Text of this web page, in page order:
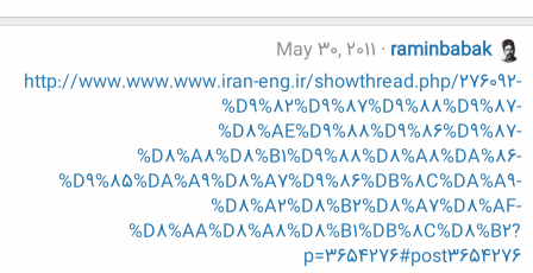
raminbabak
May 30, 2011
http://www.www.www.iran-eng.ir/showthread.php/276092-
%D9%82%D9%87%D9%88%D9%87-
%D8%AE%D9%88%D9%86%D9%87-
%D8%A8%D8%B1%D9%88%D8%A8%DA%86-
%D9%85%DA%A9%D8%A7%D9%86%DB%8C%DA%A9-
%D8%A2%D8%B2%D8%A7%D8%AF-
%D8%AA%D8%A8%D8%B1%DB%8C%D8%B2?
p=3654276#post3654276